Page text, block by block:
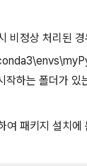
비정상 처리된
하는 폴더가 있
여 패키지 설치에